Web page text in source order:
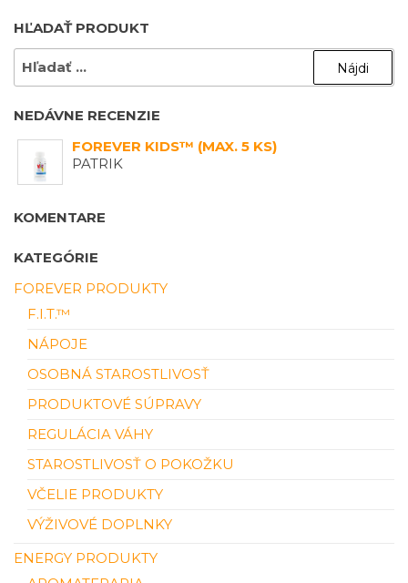
HĽADAŤ PRODUKT
HĽADAŤ:
NEDÁVNE RECENZIE
FOREVER KIDS™ (MAX. 5 KS)
PATRIK
KOMENTARE
KATEGÓRIE
FOREVER PRODUKTY
F.I.T.™
NÁPOJE
OSOBNÁ STAROSTLIVOSŤ
PRODUKTOVÉ SÚPRAVY
REGULÁCIA VÁHY
STAROSTLIVOSŤ O POKOŽKU
VČELIE PRODUKTY
VÝŽIVOVÉ DOPLNKY
ENERGY PRODUKTY